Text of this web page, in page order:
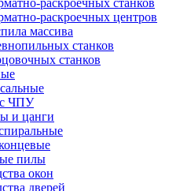
раскроечных станков
раскроечных центров
массива
станков
станков
с ЧПУ
и цанги
пилы
окон
дверей